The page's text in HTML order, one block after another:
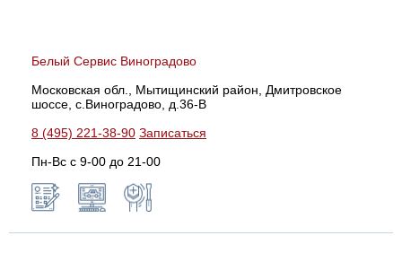
Белый Сервис Виноградово
Московская обл., Мытищинский район, Дмитровское
шоссе, с.Виноградово, д.36-В
8 (495) 221-38-90 Записаться
Пн-Вс с 9-00 до 21-00